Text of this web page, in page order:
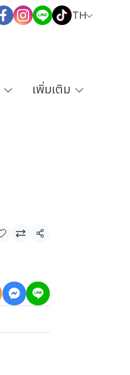
TH
เพิ่มเติม
แชร์